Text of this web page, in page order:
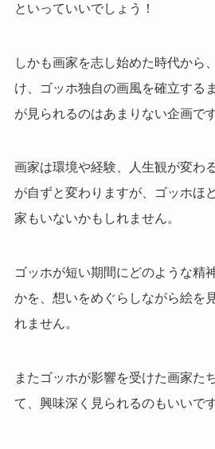
といっていいでしょう！
しかも画家を志し始めた時代から
け、ゴッホ独自の画風を確立する
が見られるのはあまりない企画で
画家は環境や経験、人生観が変わ
が自ずと変わりますが、ゴッホほ
家もいないかもしれません。
ゴッホが短い期間にどのような精
かを、想いをめぐらしながら絵を
れません。
またゴッホが影響を受けた画家た
て、興味深く見られるのもいいです